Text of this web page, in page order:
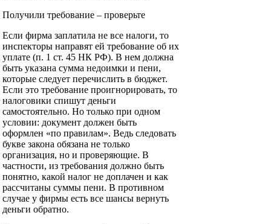
Получили требование – проверьте
Если фирма заплатила не все налоги, то
инспекторы направят ей требование об их
уплате (п. 1 ст. 45 НК РФ). В нем должна
быть указана сумма недоимки и пени,
которые следует перечислить в бюджет.
Если это требование проигнорировать, то
налоговики спишут деньги
самостоятельно. Но только при одном
условии: документ должен быть
оформлен «по правилам». Ведь следовать
букве закона обязана не только
организация, но и проверяющие. В
частности, из требования должно быть
понятно, какой налог не доплачен и как
рассчитаны суммы пени. В противном
случае у фирмы есть все шансы вернуть
деньги обратно.